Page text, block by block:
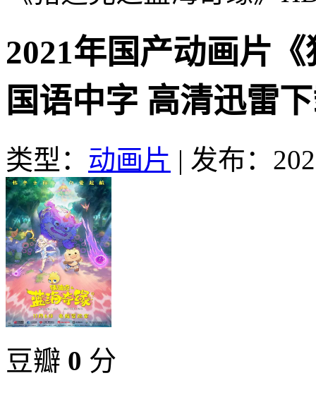
2021年国产动画片
国语中字 高清迅雷
类型： 动画片 | 发布：
豆瓣 0 分